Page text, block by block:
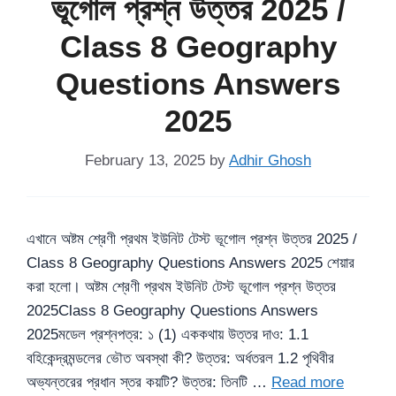
ভূগোল প্রশ্ন উত্তর 2025 /
Class 8 Geography
Questions Answers
2025
February 13, 2025 by Adhir Ghosh
এখানে অষ্টম শ্রেণী প্রথম ইউনিট টেস্ট ভূগোল প্রশ্ন উত্তর 2025 /
Class 8 Geography Questions Answers 2025 শেয়ার
করা হলো। অষ্টম শ্রেণী প্রথম ইউনিট টেস্ট ভূগোল প্রশ্ন উত্তর
2025Class 8 Geography Questions Answers
2025মডেল প্রশ্নপত্র: ১ (1) এককথায় উত্তর দাও: 1.1
বহিকেন্দ্রমন্ডলের ভৌত অবস্থা কী? উত্তর: অর্ধতরল 1.2 পৃথিবীর
অভ্যন্তরের প্রধান স্তর কয়টি? উত্তর: তিনটি … Read more